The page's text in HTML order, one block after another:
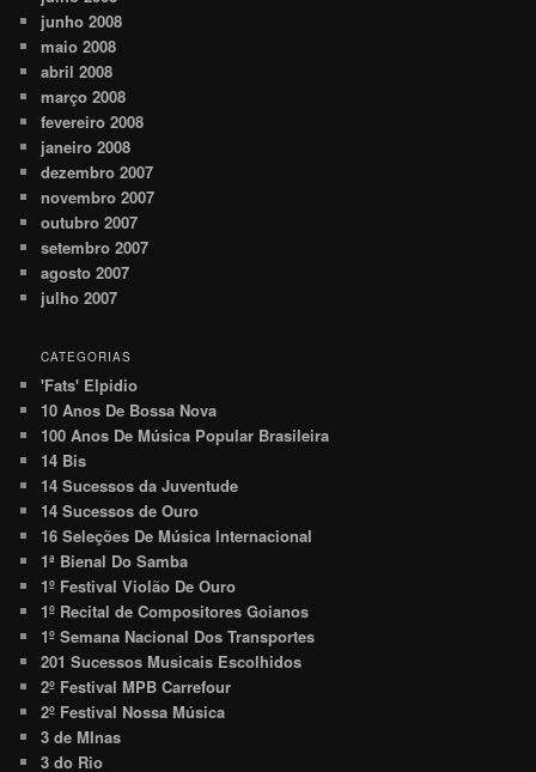
junho 2008
maio 2008
abril 2008
março 2008
fevereiro 2008
janeiro 2008
dezembro 2007
novembro 2007
outubro 2007
setembro 2007
agosto 2007
julho 2007
CATEGORIAS
'Fats' Elpidio
10 Anos De Bossa Nova
100 Anos De Música Popular Brasileira
14 Bis
14 Sucessos da Juventude
14 Sucessos de Ouro
16 Seleções De Música Internacional
1ª Bienal Do Samba
1º Festival Violão De Ouro
1º Recital de Compositores Goianos
1º Semana Nacional Dos Transportes
201 Sucessos Musicais Escolhidos
2º Festival MPB Carrefour
2º Festival Nossa Música
3 de MInas
3 do Rio